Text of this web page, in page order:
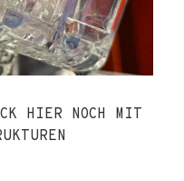
HIER NOCH MIT